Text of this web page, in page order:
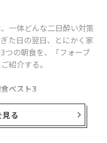
一体どんな二日酔い対策
た日の翌日、とにかく家
つの朝食を、「フォーブ
紹介する。
ベスト3
る